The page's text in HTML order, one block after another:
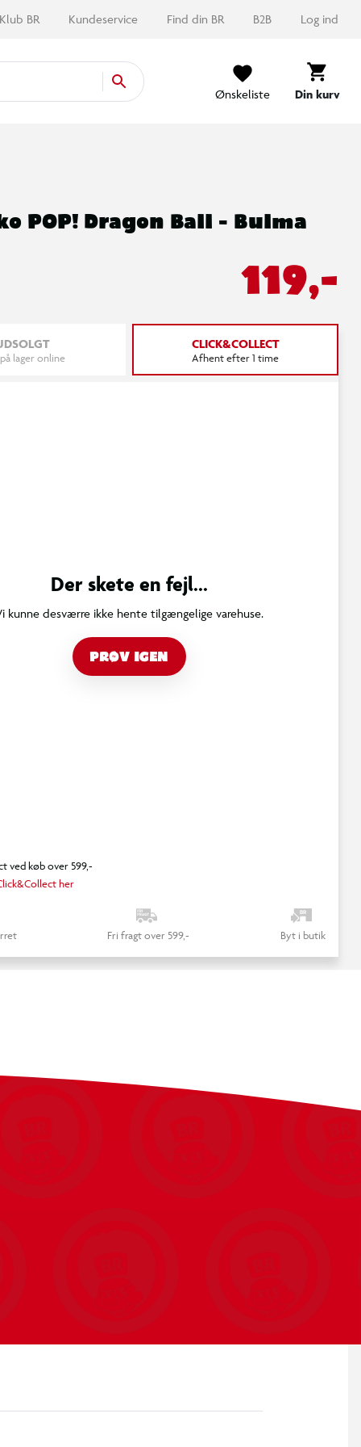
Klub BR Kundeservice Find din BR B2B Log ind
Ønskeliste Din kurv
POP! Dragon Ball - Bulma
119,-
lager online
CLICK&COLLECT
Afhent efter 1 time
Der skete en fejl...
kunne desværre ikke hente tilgængelige varehuse.
PRØV IGEN
ved køb over 599,-
her
Fri fragt over 599,- Byt i butik